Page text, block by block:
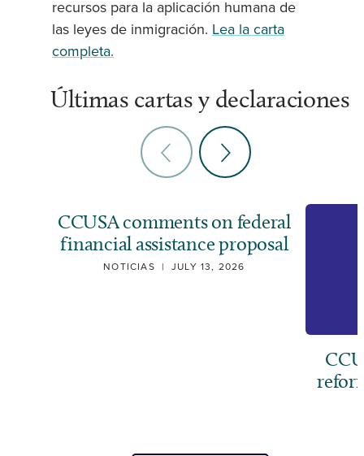
recursos para la aplicación humana de
las leyes de inmigración. Lea la carta
completa.
Últimas cartas y declaraciones
CCUSA comments on federal
financial assistance proposal
NOTICIAS | JULY 13, 2026